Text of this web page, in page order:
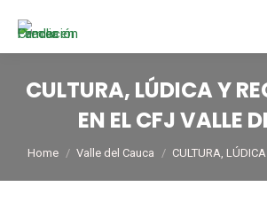
CULTURA, LÚDICA Y
EN EL CFJ VALLE
You are here:
Home Valle del Cauca CULTURA,